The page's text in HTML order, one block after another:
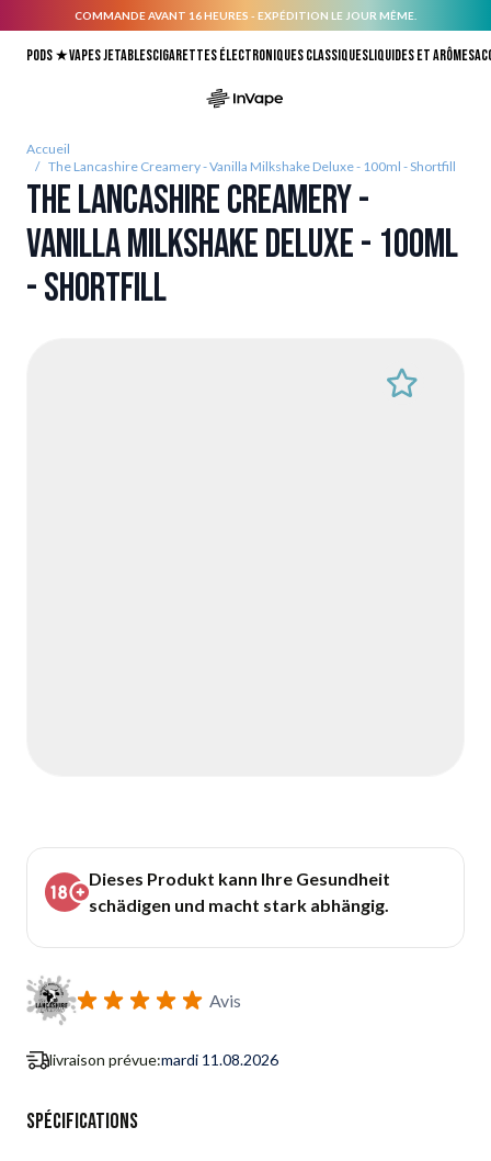
COMMANDE AVANT 16 HEURES - EXPÉDITION LE JOUR MÊME.
Pods ★Vapes jetablesCigarettes électroniques classiquesLiquides et arômes
Accueil
/ The Lancashire Creamery - Vanilla Milkshake Deluxe - 100ml - Shortfill
The Lancashire Creamery -
Vanilla Milkshake Deluxe - 100ml
- Shortfill
Dieses Produkt kann Ihre Gesundheit
schädigen und macht stark abhängig.
Avis
livraison prévue:mardi 11.08.2026
Spécifications